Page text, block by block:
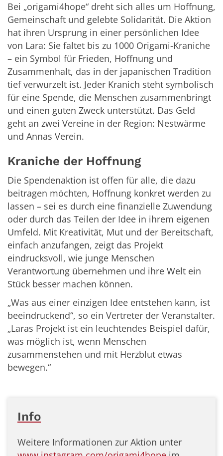
Bei „origami4hope“ dreht sich alles um Hoffnung,
Gemeinschaft und gelebte Solidarität. Die Aktion
hat ihren Ursprung in einer persönlichen Idee
von Lara: Sie faltet bis zu 1000 Origami-Kraniche
– ein Symbol für Frieden, Hoffnung und
Zusammenhalt, das in der japanischen Tradition
tief verwurzelt ist. Jeder Kranich steht symbolisch
für eine Spende, die Menschen zusammenbringt
und einen guten Zweck unterstützt. Das Geld
geht an zwei Vereine in der Region: Nestwärme
und Annas Verein.
Kraniche der Hoffnung
Die Spendenaktion ist offen für alle, die dazu
beitragen möchten, Hoffnung konkret werden zu
lassen – sei es durch eine finanzielle Zuwendung
oder durch das Teilen der Idee in ihrem eigenen
Umfeld. Mit Kreativität, Mut und der Bereitschaft,
einfach anzufangen, zeigt das Projekt
eindrucksvoll, wie junge Menschen
Verantwortung übernehmen und ihre Welt ein
Stück besser machen können.
„Was aus einer einzigen Idee entstehen kann, ist
beeindruckend“, so ein Vertreter der Veranstalter.
„Laras Projekt ist ein leuchtendes Beispiel dafür,
was möglich ist, wenn Menschen
zusammenstehen und mit Herzblut etwas
bewegen.“
Info
Weitere Informationen zur Aktion unter